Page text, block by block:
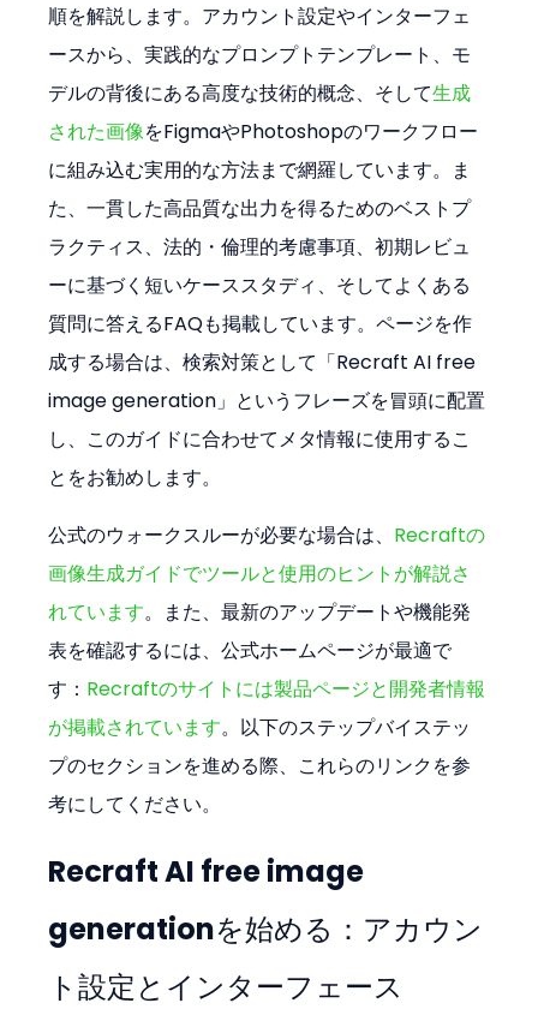
順を解説します。アカウント設定やインターフェ
ースから、実践的なプロンプトテンプレート、モ
デルの背後にある高度な技術的概念、そして生成
された画像をFigmaやPhotoshopのワークフロー
に組み込む実用的な方法まで網羅しています。ま
た、一貫した高品質な出力を得るためのベストプ
ラクティス、法的・倫理的考慮事項、初期レビュ
ーに基づく短いケーススタディ、そしてよくある
質問に答えるFAQも掲載しています。ページを作
成する場合は、検索対策として「Recraft AI free
image generation」というフレーズを冒頭に配置
し、このガイドに合わせてメタ情報に使用するこ
とをお勧めします。
公式のウォークスルーが必要な場合は、 Recraftの
画像生成ガイドでツールと使用のヒントが解説さ
れています。また、最新のアップデートや機能発
表を確認するには、公式ホームページが最適で
す： Recraftのサイトには製品ページと開発者情報
が掲載されています。以下のステップバイステッ
プのセクションを進める際、これらのリンクを参
考にしてください。
Recraft AI free image
generationを始める：アカウン
ト設定とインターフェース